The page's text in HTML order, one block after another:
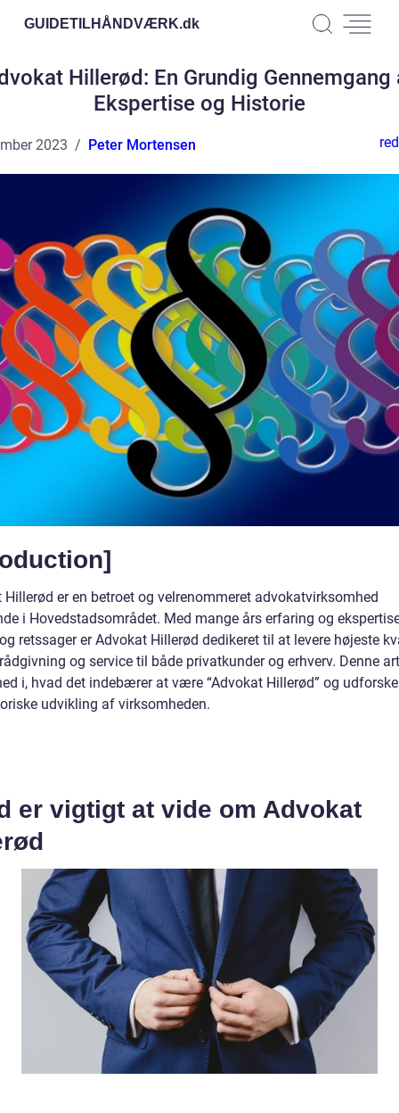
GUIDETILHÅNDVÆRK.dk
Hillerød: En Grundig Gennemgang
Ekspertise og Historie
2023 Peter Mortensen
Hillerød er en betroet og velrenommeret advokatvirksomhed
i Hovedstadsområdet. Med mange års erfaring og
retssager er Advokat Hillerød dedikeret til at levere højeste
og service til både privatkunder og erhverv. Denne
i, hvad det indebærer at være “Advokat Hillerød” og
udvikling af virksomheden.
er vigtigt at vide om Advokat